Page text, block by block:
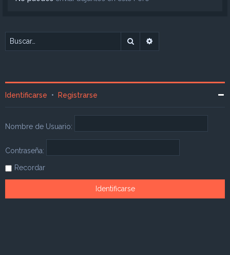
Buscar
Identificarse • Registrarse
Nombre de Usuario:
Contraseña:
Recordar